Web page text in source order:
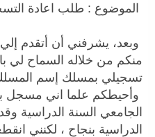
الموضوع : طلب اعادة
وبعد، يشرفني أن أتقدم
منكم من خلاله السماح لي
تسجيلي بمسلك إسم
وأحيطكم علما اني مسجل
الجامعي السنة الدراسية
الدراسية بنجاح ، لكنني